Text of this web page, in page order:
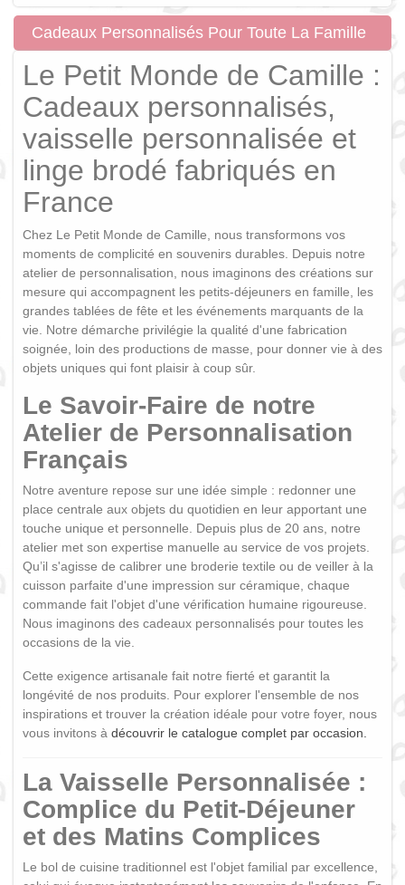
Cadeaux Personnalisés Pour Toute La Famille
Le Petit Monde de Camille :
Cadeaux personnalisés,
vaisselle personnalisée et
linge brodé fabriqués en
France
Chez Le Petit Monde de Camille, nous transformons vos
moments de complicité en souvenirs durables. Depuis notre
atelier de personnalisation, nous imaginons des créations sur
mesure qui accompagnent les petits-déjeuners en famille, les
grandes tablées de fête et les événements marquants de la
vie. Notre démarche privilégie la qualité d'une fabrication
soignée, loin des productions de masse, pour donner vie à des
objets uniques qui font plaisir à coup sûr.
Le Savoir-Faire de notre
Atelier de Personnalisation
Français
Notre aventure repose sur une idée simple : redonner une
place centrale aux objets du quotidien en leur apportant une
touche unique et personnelle. Depuis plus de 20 ans, notre
atelier met son expertise manuelle au service de vos projets.
Qu’il s'agisse de calibrer une broderie textile ou de veiller à la
cuisson parfaite d'une impression sur céramique, chaque
commande fait l'objet d'une vérification humaine rigoureuse.
Nous imaginons des cadeaux personnalisés pour toutes les
occasions de la vie.
Cette exigence artisanale fait notre fierté et garantit la
longévité de nos produits. Pour explorer l'ensemble de nos
inspirations et trouver la création idéale pour votre foyer, nous
vous invitons à découvrir le catalogue complet par occasion.
La Vaisselle Personnalisée :
Complice du Petit-Déjeuner
et des Matins Complices
Le bol de cuisine traditionnel est l'objet familial par excellence,